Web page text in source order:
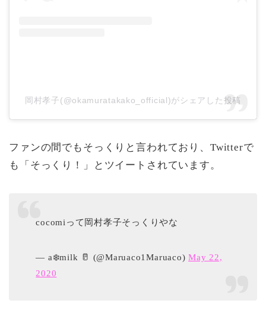
岡村孝子(@okamuratakako_official)がシェアした投稿
ファンの間でもそっくりと言われており、Twitterで
も「そっくり！」とツイートされています。
cocomiって岡村孝子そっくりやな
— a❄️milk 🥛 (@Maruaco1Maruaco)May 22,
2020